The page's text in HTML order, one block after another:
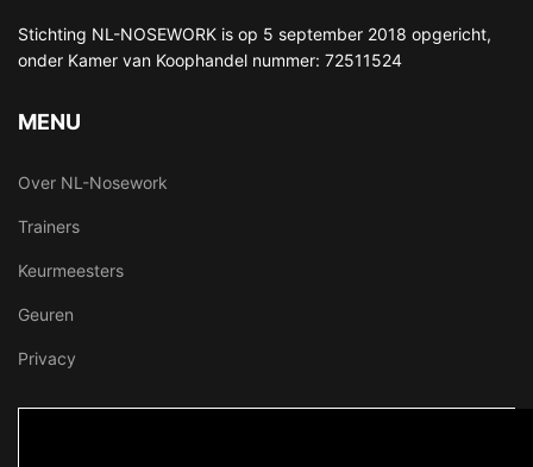
Stichting NL-NOSEWORK is op 5 september 2018 opgericht,
onder Kamer van Koophandel nummer: 72511524
MENU
Over NL-Nosework
Trainers
Keurmeesters
Geuren
Privacy